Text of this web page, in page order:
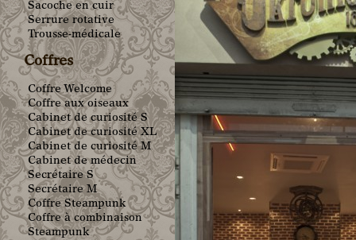
Sacoche en cuir
Serrure rotative
Trousse-médicale
Coffres
Coffre Welcome
Coffre aux oiseaux
Cabinet de curiosité S
Cabinet de curiosité XL
Cabinet de curiosité M
Cabinet de médecin
Secrétaire S
Secrétaire M
Coffre Steampunk
Coffre à combinaison
Steampunk